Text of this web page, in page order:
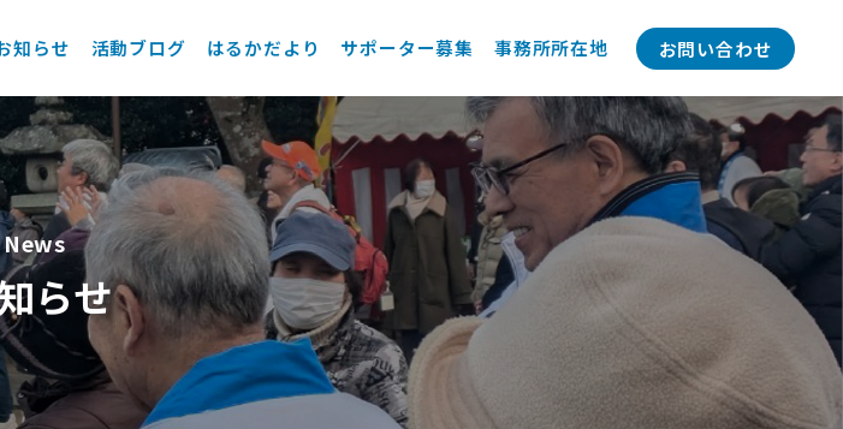
知らせ 活動ブログ はるかだより サポーター募集 事務所所在地 お問い合わせ
News
らせ